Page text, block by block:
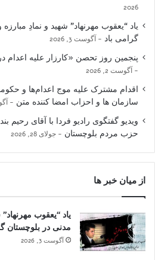
2026
یاد “یعقوب مهرنهاد” شهید و نمادِ
گرامی باد
آگوست 3, 2026
پنجمین روز تحصن «کارزار علیه
آگوست 2, 2026
اقدام مشترک علیه موج اعدام‌ها و
سازمان ها و احزاب امضا کننده متن
ویدیو گفتگوی رادیو فردا با آقای
حزب مردم بلوچستان
جولای 28, 2026
از میان خبر ها
یاد “یعقوب
مدنی در بلوچستان
آگوست 3, 2026